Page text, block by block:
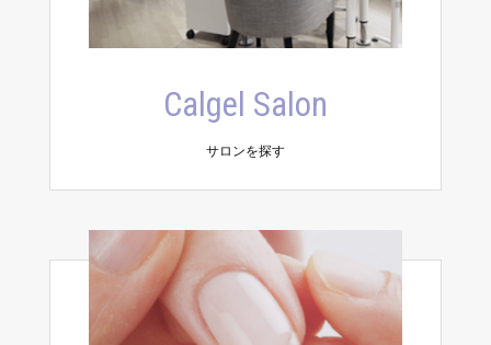
Calgel Salon
サロンを探す